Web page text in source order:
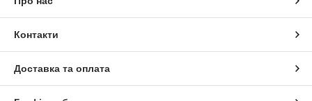
Контакти
Доставка та оплата